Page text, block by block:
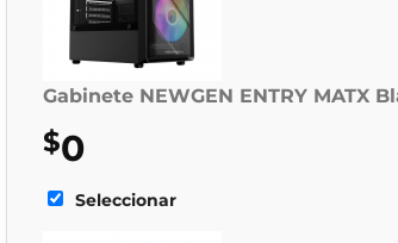
Gabinete NEWGEN ENTRY MATX
$0
Seleccionar